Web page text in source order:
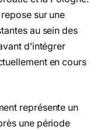
sur une
au sein des
d’intégrer
en cours
représente un
une période